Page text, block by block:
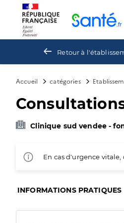
Retour à
Accueil catégories
Clinique sud vendee -
En cas d'urgence
INFORMATIONS PRATIQUES
Panneau de gestion des cookies